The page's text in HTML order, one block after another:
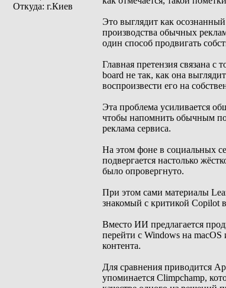
Откуда: г.Киев
Это выглядит как
производства обычных
один способ продвигать
Главная претензия связана
board не так, как она
воспроизвести его на
Эта проблема усиливается
чтобы напомнить обычным
реклама сервиса.
На этом фоне в социальных
подвергается настолько
было опровергнуто.
При этом сами материалы
знакомый с критикой Copilot
Вместо ИИ предлагается
перейти с Windows на macOS
контента.
Для сравнения приводится
упоминается Climpchamp,